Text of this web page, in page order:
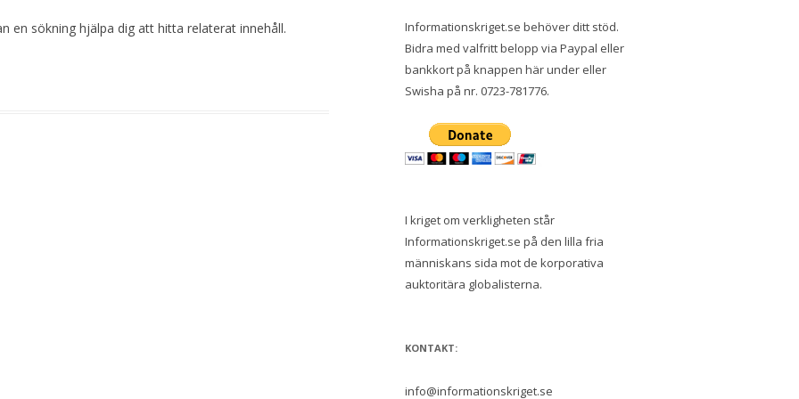
en sökning hjälpa dig att hitta relaterat innehåll.
Informationskriget.se behöver ditt stöd.
Bidra med valfritt belopp via Paypal eller
bankkort på knappen här under eller
Swisha på nr. 0723-781776.
I kriget om verkligheten står
Informationskriget.se på den lilla fria
människans sida mot de korporativa
auktoritära globalisterna.
KONTAKT:
info@informationskriget.se